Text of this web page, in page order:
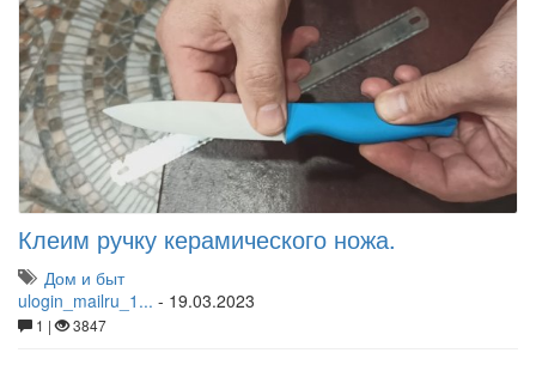
Клеим ручку керамического ножа.
Дом и быт
ulogin_mailru_1... - 19.03.2023
1 | 3847